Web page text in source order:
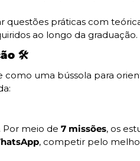
questões práticas com
ao longo da graduação.
🛠️
como uma bússola para
Por meio de 7 missões, os
, competir pelo